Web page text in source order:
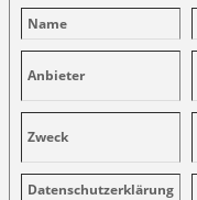
Name
Anbieter
Zweck
Datenschutzerklärung